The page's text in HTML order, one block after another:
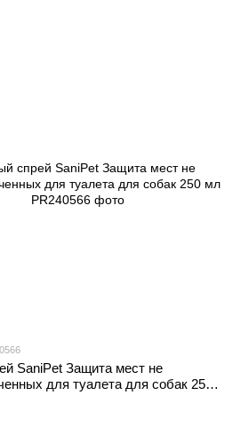
SaniPet Защита мест не
для туалета для собак 250